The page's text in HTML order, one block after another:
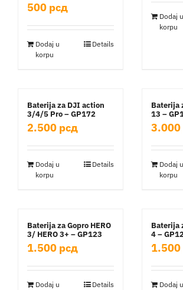
500 рсд
Dodaj u
korpu
Details
Dodaj u
korpu
Baterija za DJI action
3/4/5 Pro – GP172
2.500 рсд
Dodaj u
korpu
Details
Baterija
13 –
3.000
Dodaj u
korpu
Baterija za Gopro HERO
3/ HERO 3+ – GP123
1.500 рсд
Dodaj u
Details
Baterija
4 –
1.500
Dodaj u